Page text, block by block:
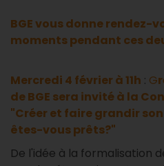
BGE vous donne rendez-
moments pendant ces
Mercredi 4 février à 11h : G
de BGE sera invité à la
"Créer et faire grandir son
êtes-vous prêts?"
De l'idée à la formalisation